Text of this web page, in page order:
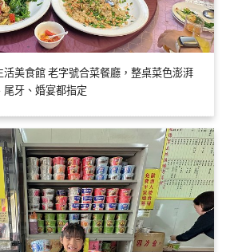
美食館 老字號合菜餐廳，整桌菜色澎湃
尾牙、婚宴都指定